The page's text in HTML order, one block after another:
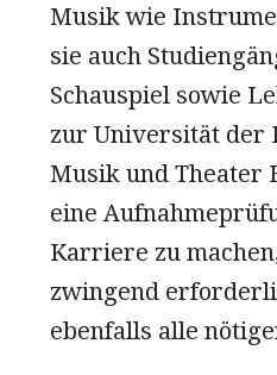
Musik wie
sie auch
Schauspiel sowie
zur Universität der
Musik und Theater
eine
Karriere zu
zwingend
ebenfalls alle